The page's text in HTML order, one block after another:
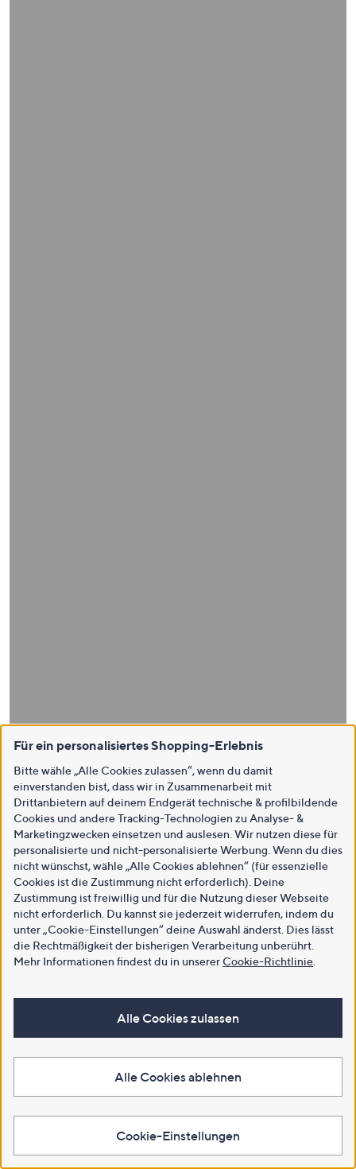
Für ein personalisiertes Shopping-Erlebnis
Bitte wähle „Alle Cookies zulassen“, wenn du damit
einverstanden bist, dass wir in Zusammenarbeit mit
Drittanbietern auf deinem Endgerät technische & profilbildende
Cookies und andere Tracking-Technologien zu Analyse- &
Marketingzwecken einsetzen und auslesen. Wir nutzen diese für
personalisierte und nicht-personalisierte Werbung. Wenn du dies
nicht wünschst, wähle „Alle Cookies ablehnen“ (für essenzielle
Cookies ist die Zustimmung nicht erforderlich). Deine
Zustimmung ist freiwillig und für die Nutzung dieser Webseite
nicht erforderlich. Du kannst sie jederzeit widerrufen, indem du
unter „Cookie-Einstellungen“ deine Auswahl änderst. Dies lässt
die Rechtmäßigkeit der bisherigen Verarbeitung unberührt.
Mehr Informationen findest du in unsererCookie-Richtlinie
Alle Cookies zulassen
Alle Cookies ablehnen
Cookie-Einstellungen